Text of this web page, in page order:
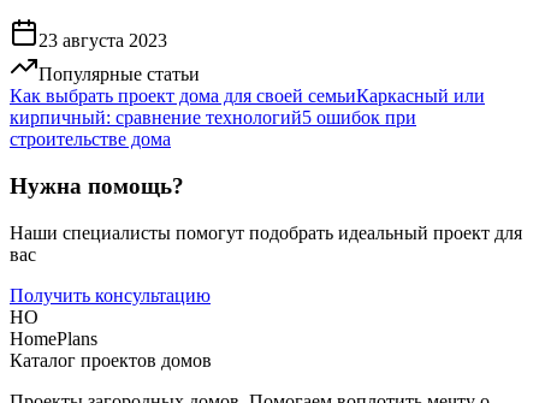
23 августа 2023
Популярные статьи
Как выбрать проект дома для своей семьиКаркасный или
кирпичный: сравнение технологий5 ошибок при
строительстве дома
Нужна помощь?
Наши специалисты помогут подобрать идеальный проект для
вас
Получить консультацию
HO
HomePlans
Каталог проектов домов